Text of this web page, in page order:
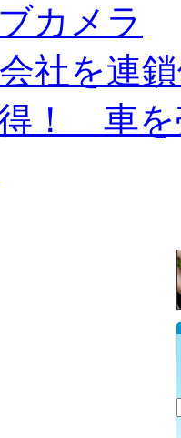
カメラ
社を連
！ 車を